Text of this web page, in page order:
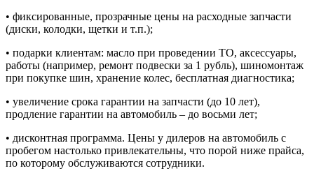
• фиксированные, прозрачные цены на расходные запчасти
(диски, колодки, щетки и т.п.);
• подарки клиентам: масло при прове­дении ТО, аксессуары,
работы (например, ремонт подвески за 1 рубль), шиномонтаж
при покупке шин, хранение колес, бесплат­ная диагностика;
• увеличение срока гарантии на запча­сти (до 10 лет),
продление гарантии на автомобиль – до восьми лет;
• дисконтная программа. Цены у диле­ров на автомобиль с
пробегом настолько привлекательны, что порой ниже прайса,
по которому обслуживаются сотрудники.